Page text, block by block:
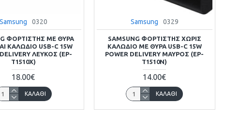
Samsung 0320
ΦΟΡΤΙΣΤΉΣ ΜΕ ΘΎΡΑ
ΚΑΛΏΔΙΟ USB-C 15W
DELIVERY ΛΕΥΚΌΣ (EP-
T1510X)
18.00€
ΚΑΛΆΘΙ
Samsung 0329
SAMSUNG ΦΟΡΤΙΣΤΉΣ ΧΩΡΊΣ
ΚΑΛΏΔΙΟ ΜΕ ΘΎΡΑ USB-C 15W
POWER DELIVERY ΜΑΎΡΟΣ (EP-
T1510N)
14.00€
ΚΑΛΆΘΙ